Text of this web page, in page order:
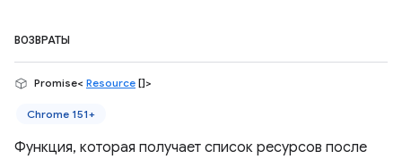
ВОЗВРАТЫ
Promise< Resource []>
Chrome 151+
Функция, которая получает список ресурсов после